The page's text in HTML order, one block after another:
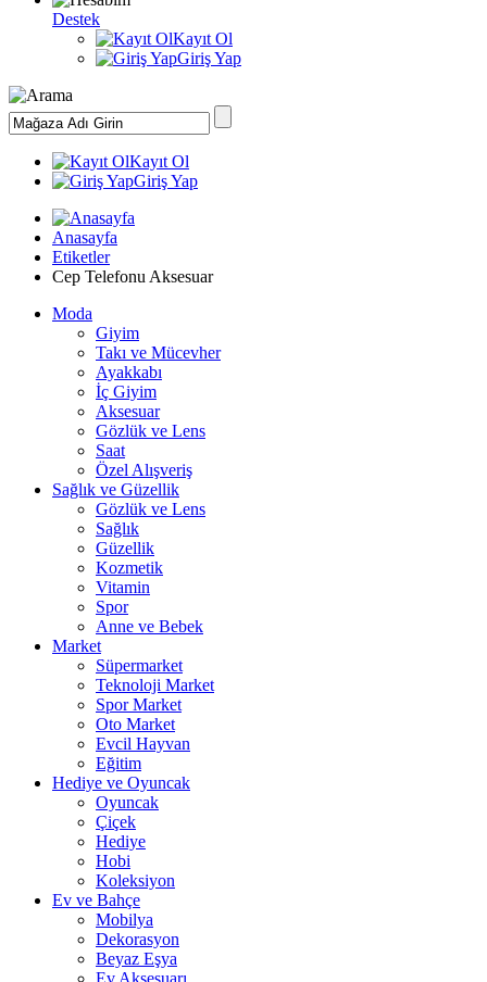
Destek
Kayıt Ol
Giriş Yap
Kayıt Ol
Giriş Yap
Anasayfa
Etiketler
Cep Telefonu Aksesuar
Moda
Giyim
Takı ve Mücevher
Ayakkabı
İç Giyim
Aksesuar
Gözlük ve Lens
Saat
Özel Alışveriş
Sağlık ve Güzellik
Gözlük ve Lens
Sağlık
Güzellik
Kozmetik
Vitamin
Spor
Anne ve Bebek
Market
Süpermarket
Teknoloji Market
Spor Market
Oto Market
Evcil Hayvan
Eğitim
Hediye ve Oyuncak
Oyuncak
Çiçek
Hediye
Hobi
Koleksiyon
Ev ve Bahçe
Mobilya
Dekorasyon
Beyaz Eşya
Ev Aksesuarı